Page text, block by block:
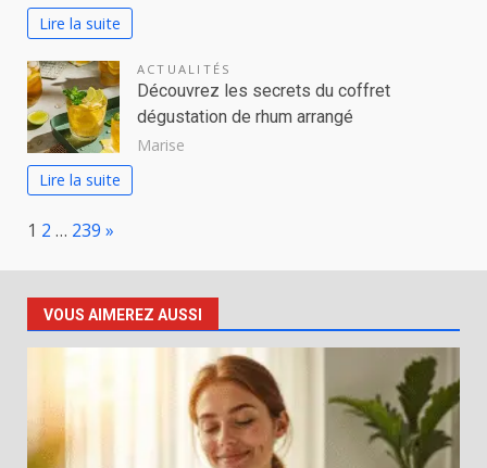
Lire la suite
ACTUALITÉS
Découvrez les secrets du coffret
dégustation de rhum arrangé
Marise
Lire la suite
Page:
1 2 … 239 Next
»
VOUS AIMEREZ AUSSI